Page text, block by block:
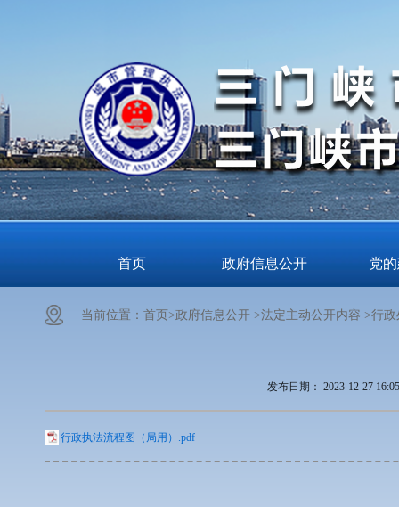
首页 政府信息公开 党
当前位置： 首页>政府信息公开 >法定主动公开内容 >行政
发布日期： 2023-12-27 16:05
行政执法流程图（局用）.pdf